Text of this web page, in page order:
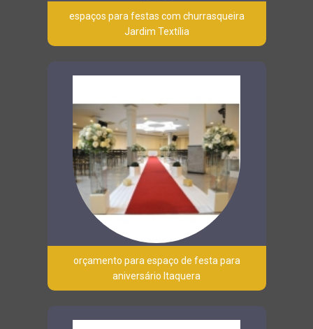
espaços para festas com churrasqueira
Jardim Textília
orçamento para espaço de festa para
aniversário Itaquera